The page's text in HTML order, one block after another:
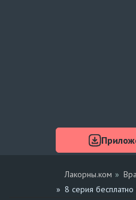
Лакорны.ком
8 серия